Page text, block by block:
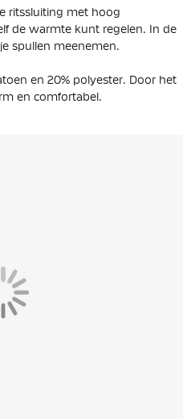
ritssluiting met hoog
de warmte kunt regelen. In de
spullen meenemen.
en 20% polyester. Door het
en comfortabel.